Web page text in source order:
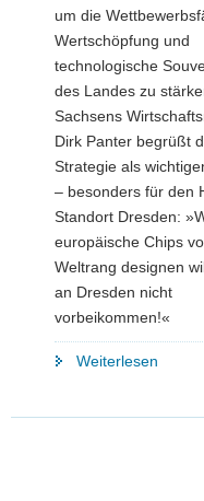
um die
Wertschöpfung und
technologische
des Landes zu
Sachsens
Dirk Panter begrüßt
Strategie als
– besonders für den
Standort Dresden:
europäische Chips
Weltrang designen
an Dresden nicht
vorbeikommen!«
Weiterlesen